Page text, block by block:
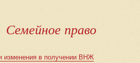
Семейное право
изменения в получении ВНЖ